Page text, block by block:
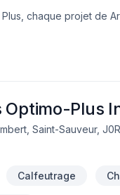
Plus, chaque projet de
Maçonnerie,
une équipe qui a à
Optimo-Plus
Saint-Sauveur, J0R
Calfeutrage